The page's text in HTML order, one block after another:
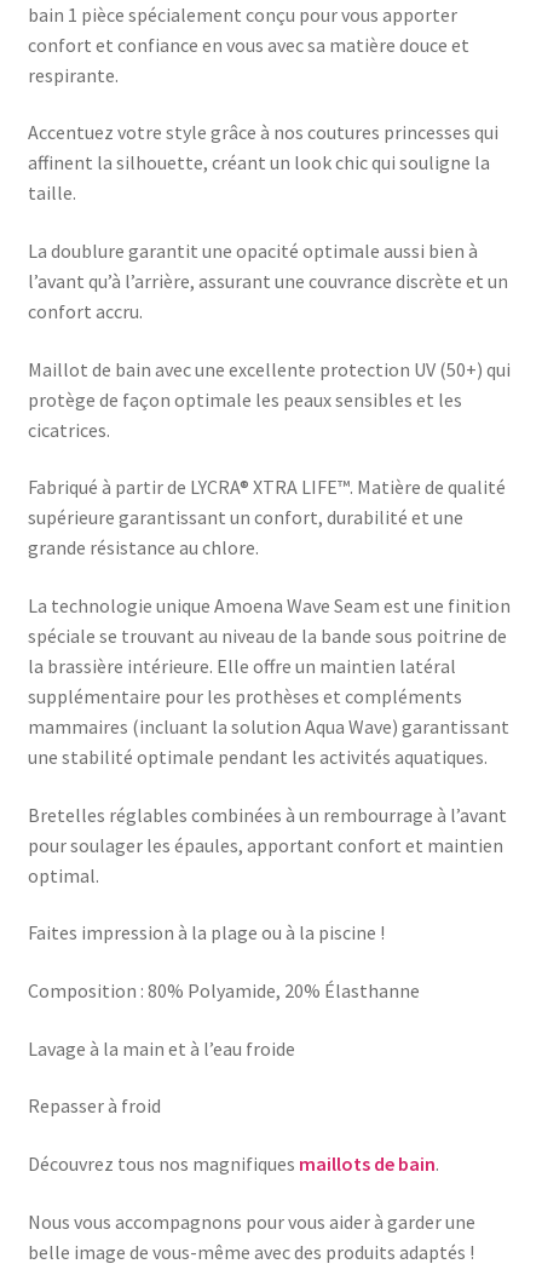
bain 1 pièce spécialement conçu pour vous apporter
confort et confiance en vous avec sa matière douce et
respirante.
Accentuez votre style grâce à nos coutures princesses qui
affinent la silhouette, créant un look chic qui souligne la
taille.
La doublure garantit une opacité optimale aussi bien à
l’avant qu’à l’arrière, assurant une couvrance discrète et un
confort accru.
Maillot de bain avec une excellente protection UV (50+) qui
protège de façon optimale les peaux sensibles et les
cicatrices.
Fabriqué à partir de LYCRA® XTRA LIFE™. Matière de qualité
supérieure garantissant un confort, durabilité et une
grande résistance au chlore.
La technologie unique Amoena Wave Seam est une finition
spéciale se trouvant au niveau de la bande sous poitrine de
la brassière intérieure. Elle offre un maintien latéral
supplémentaire pour les prothèses et compléments
mammaires (incluant la solution Aqua Wave) garantissant
une stabilité optimale pendant les activités aquatiques.
Bretelles réglables combinées à un rembourrage à l’avant
pour soulager les épaules, apportant confort et maintien
optimal.
Faites impression à la plage ou à la piscine !
Composition : 80% Polyamide, 20% Élasthanne
Lavage à la main et à l’eau froide
Repasser à froid
Découvrez tous nos magnifiques maillots de bain.
Nous vous accompagnons pour vous aider à garder une
belle image de vous-même avec des produits adaptés !